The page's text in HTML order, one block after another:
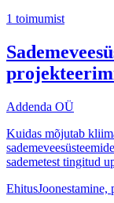
1 toimumist
Addenda OÜ
Kuidas mõjutab
sademetest tingitud
EhitusJoonestamine,